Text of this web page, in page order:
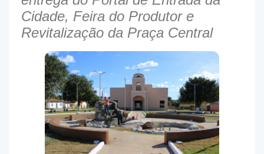
Cidade, Feira do Produtor e
Revitalização da Praça Central